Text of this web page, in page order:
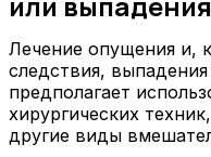
Лечение опущения и,
следствия,
предполагает
хирургических
другие виды